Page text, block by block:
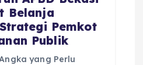
Belanja
Pemkot
Publik
yang Perlu